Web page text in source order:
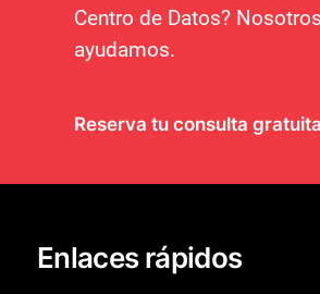
Centro de Datos?
ayudamos.
Reserva tu consulta gratuita
Enlaces rápidos